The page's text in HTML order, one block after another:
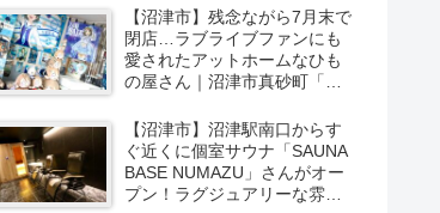
と足お先に実食レポ【PR】
【沼津市】残念ながら7月末で
閉店…ラブライブファンにも
愛されたアットホームなひも
の屋さん｜沼津市真砂町「渡
【沼津市】沼津駅南口からす
ぐ近くに個室サウナ「SAUNA
BASE NUMAZU」さんがオー
プン！ラグジュアリーな雰囲